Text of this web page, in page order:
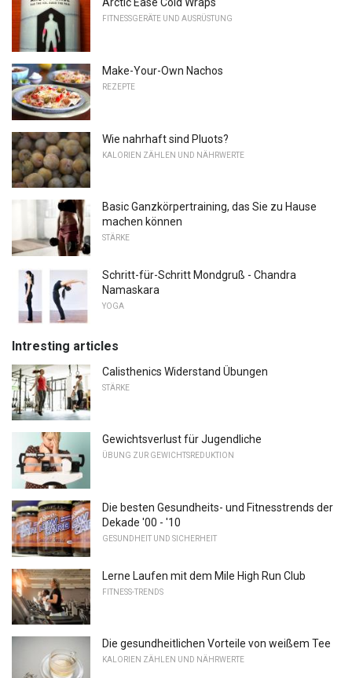
Arctic Ease Cold Wraps
FITNESSGERÄTE UND AUSRÜSTUNG
Make-Your-Own Nachos
REZEPTE
Wie nahrhaft sind Pluots?
KALORIEN ZÄHLEN UND NÄHRWERTE
Basic Ganzkörpertraining, das Sie zu Hause
machen können
STÄRKE
Schritt-für-Schritt Mondgruß - Chandra
Namaskara
YOGA
Intresting articles
Calisthenics Widerstand Übungen
STÄRKE
Gewichtsverlust für Jugendliche
ÜBUNG ZUR GEWICHTSREDUKTION
Die besten Gesundheits- und Fitnesstrends der
Dekade '00 - '10
GESUNDHEIT UND SICHERHEIT
Lerne Laufen mit dem Mile High Run Club
FITNESS-TRENDS
Die gesundheitlichen Vorteile von weißem Tee
KALORIEN ZÄHLEN UND NÄHRWERTE